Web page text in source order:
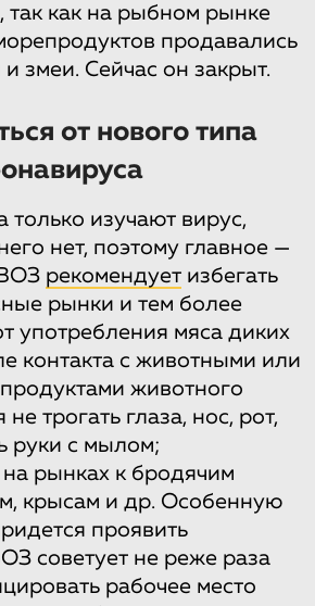
так как на рыбном рынке
продавались
змеи. Сейчас он закрыт.
от нового типа
только изучают вирус,
нет, поэтому главное —
рекомендует избегать
рынки и тем более
употребления мяса диких
контакта с животными или
животного
трогать глаза, нос, рот,
руки с мылом;
на рынках к бродячим
крысам и др. Особенную
проявить
советует не реже раза
рабочее место